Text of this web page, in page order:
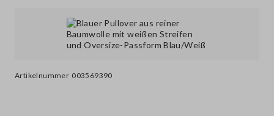
Artikelnummer 003569390